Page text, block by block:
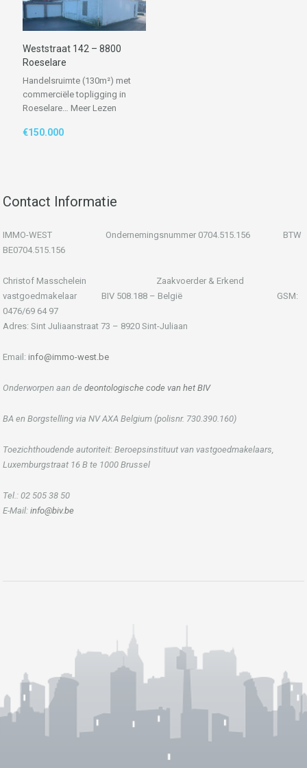
Weststraat 142 – 8800
Roeselare
Handelsruimte (130m²) met
commerciële topligging in
Roeselare… Meer Lezen
€150.000
Contact Informatie
IMMO-WEST Ondernemingsnummer 0704.515.156 BTW
BE0704.515.156
Christof Masschelein Zaakvoerder & Erkend
vastgoedmakelaar BIV 508.188 – België GSM:
0476/69 64 97
Adres: Sint Juliaanstraat 73 – 8920 Sint-Juliaan
Email: info@immo-west.be
Onderworpen aan de deontologische code van het BIV
BA en Borgstelling via NV AXA Belgium (polisnr. 730.390.160)
Toezichthoudende autoriteit: Beroepsinstituut van vastgoedmakelaars,
Luxemburgstraat 16 B te 1000 Brussel
Tel.: 02 505 38 50
E-Mail: info@biv.be